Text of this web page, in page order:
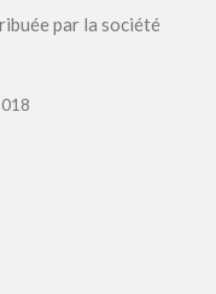
par la société